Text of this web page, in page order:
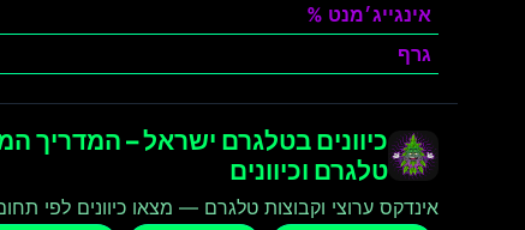
אינגייג׳מנט %
גרף
כיוונים בטלגרם ישראל – המדריך
טלגרם וכיוונים
אינדקס ערוצי וקבוצות טלגרם — מצאו כיוונים לפי